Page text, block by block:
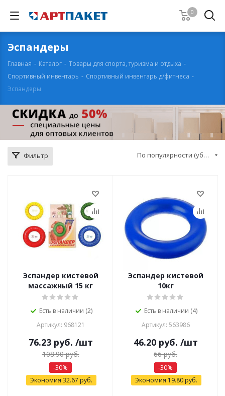
0
Эспандеры
Главная - Каталог - Товары для спорта, туризма и отдыха -
Спортивный инвентарь - Спортивный инвентарь д/фитнеса -
Эспандеры
Фильтр По популярности (убывание)
Эспандер кистевой
массажный 15 кг
Есть в наличии (2)
Артикул: 968121
76.23руб. /шт
108.90руб.
-30%
Экономия 32.67 руб.
Эспандер кистевой
10кг
Есть в наличии (4)
Артикул: 563986
46.20руб. /шт
66руб.
-30%
Экономия 19.80 руб.